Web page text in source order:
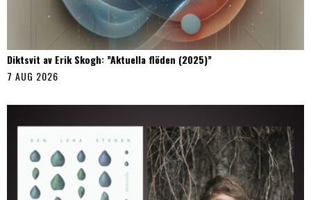
Diktsvit av Erik Skogh: ”Aktuella flöden (2025)”
7 AUG 2026